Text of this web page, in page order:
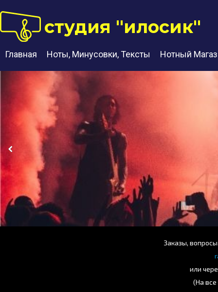
Главная Ноты, Минусовки, Тексты Нотный
студия "илосик"
Заказы,
или
(На